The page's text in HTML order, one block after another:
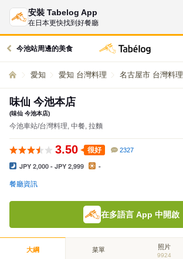
安裝 Tabelog App
在日本更快找到好餐廳
今池站周邊的美食
愛知 愛知 台灣料理 名古屋市 台灣料理
味仙 今池本店
(味仙 今池本店)
今池車站/台灣料理, 中餐, 拉麵
3.50 很好 2327
JPY 2,000 - JPY 2,999 -
餐廳資訊
在多語言 App 中開啟
大綱 菜單 照片
9924